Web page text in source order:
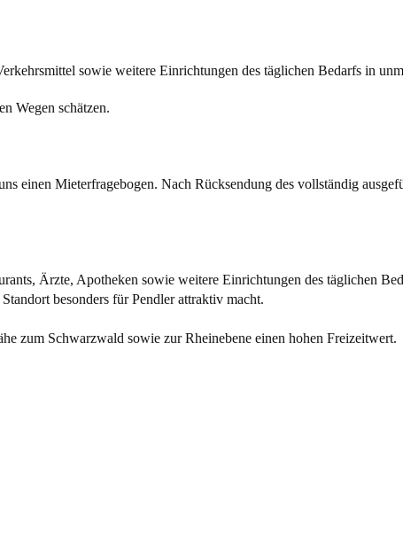
sowie weitere Einrichtungen des täglichen Bedarfs in
Wegen schätzen.
einen Mieterfragebogen. Nach Rücksendung des vollständig
Ärzte, Apotheken sowie weitere Einrichtungen des täglichen
besonders für Pendler attraktiv macht.
zum Schwarzwald sowie zur Rheinebene einen hohen Freizeitwert.